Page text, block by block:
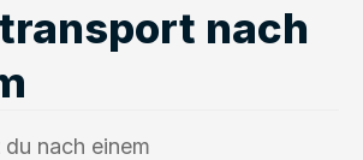
nach
nach einem